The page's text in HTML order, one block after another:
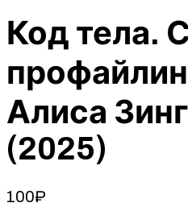
Код тела.
Алиса
(2025)
100₽